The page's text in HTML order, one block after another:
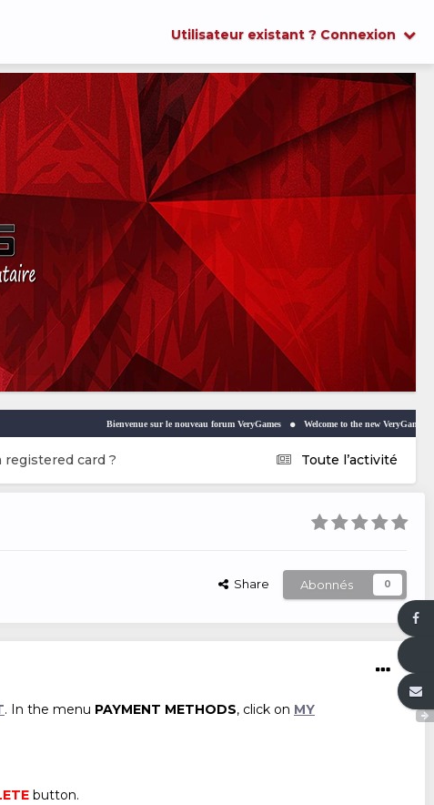
Utilisateur existant ? Connexion
Bienvenue sur le nouveau forum VeryGames Welcome to the new VeryGames forum
Toute l’activité
card ?
Share Abonnés 0
. In the menu PAYMENT METHODS, click on MY
button.